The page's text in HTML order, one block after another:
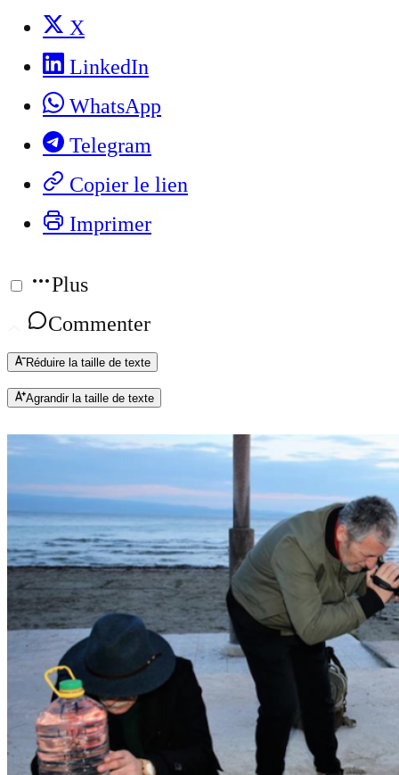
X
LinkedIn
WhatsApp
Telegram
Copier le lien
Imprimer
Plus
Commenter
Réduire la taille de texte
Agrandir la taille de texte